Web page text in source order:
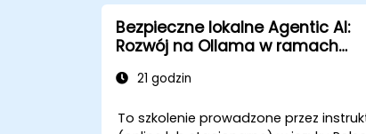
Bezpieczne lokalne Agentic AI:
Rozwój na Ollama w ramach
podlegających regulacjom
21 godzin
To szkolenie prowadzone przez